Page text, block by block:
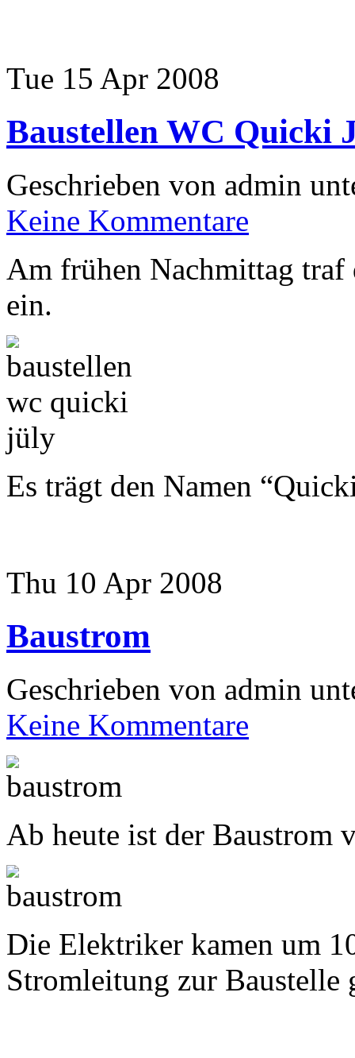
Tue 15 Apr 2008
Baustellen WC Quicki
Geschrieben von admin
Keine Kommentare
Am frühen Nachmittag traf
ein.
Es trägt den Namen
Thu 10 Apr 2008
Baustrom
Geschrieben von admin
Keine Kommentare
Ab heute ist der Baustrom
Die Elektriker kamen um
Stromleitung zur Baustelle